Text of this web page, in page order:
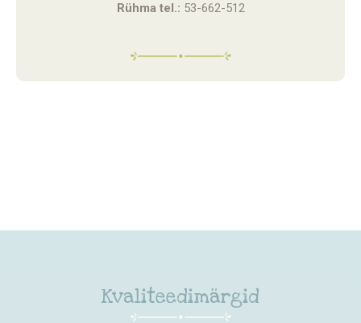
Rühma tel.: 53-662-512
Kvaliteedimärgid